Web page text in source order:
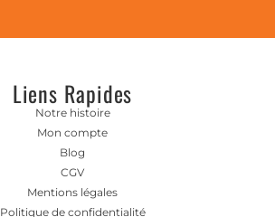
Liens Rapides
Notre histoire
Mon compte
Blog
CGV
Mentions légales
Politique de confidentialité